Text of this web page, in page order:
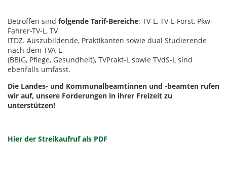
Betroffen sind folgende Tarif-Bereiche: TV-L, TV-L-Forst, Pkw-
Fahrer-TV-L, TV
ITDZ. Auszubildende, Praktikanten sowie dual Studierende
nach dem TVA-L
(BBiG, Pflege, Gesundheit), TVPrakt-L sowie TVdS-L sind
ebenfalls umfasst.
Die Landes- und Kommunalbeamtinnen und -beamten rufen
wir auf, unsere Forderungen in ihrer Freizeit zu
unterstützen!
Hier der Streikaufruf als PDF